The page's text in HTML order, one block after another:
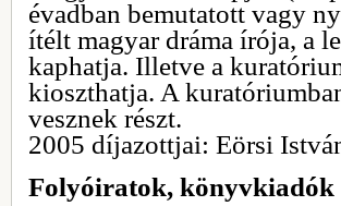
évadban bemutatott vagy
ítélt magyar dráma írója, a
kaphatja. Illetve a
kioszthatja. A
vesznek részt.
2005 díjazottjai: Eörsi
Folyóiratok, könyvkiadók